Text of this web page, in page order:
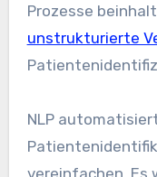
Prozesse
unstrukturierte
NLP
vereinfachen. Es